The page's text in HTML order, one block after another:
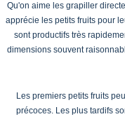
Qu'on aime les grapiller
apprécie les petits fruits pour
sont productifs très
dimensions souvent
Les premiers petits fruits
précoces. Les plus tardifs